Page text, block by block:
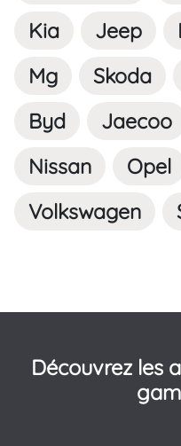
Kia
Jeep
Mg
Skoda
Byd
Jaecoo
Nissan
Opel
Volkswagen
Découvrez les